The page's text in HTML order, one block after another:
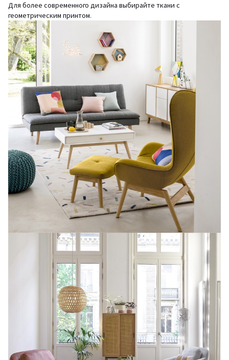
Для более современного дизайна выбирайте ткани с
геометрическим принтом.